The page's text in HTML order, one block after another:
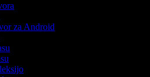
za Android